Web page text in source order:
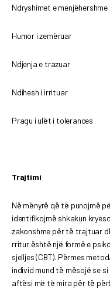
Ndryshimet e
Humor i zemëruar
Ndjenja e trazuar
Ndihesh i irrituar
Pragu i ulët i tolerances
Trajtimi
Në mënyrë që të punojmë
identifikojmë shkakun
zakonshme për të trajtuar
rritur është një formë e
sjelljes (CBT). Përmes
individ mund të mësojë se
aftësi më të mira për të